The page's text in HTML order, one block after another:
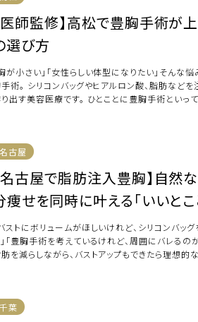
医師監修】高松で豊胸手術が
選び方
が小さい」「女性らしい体型になりたい」そんな
術。 シリコンバッグやヒアルロン酸、脂肪など
出す美容医療です。 ひとことに豊胸手術といっ
名古屋
名古屋で脂肪注入豊胸】自然
痩せを同時に叶える「いいと
ストにボリュームがほしいけれど、シリコンバッ
「豊胸手術を考えているけれど、周囲にバレるの
を減らしながら、バストアップもできたら理想的
千葉